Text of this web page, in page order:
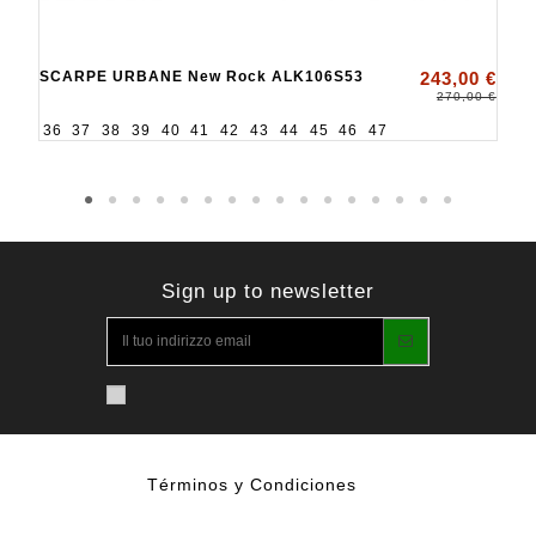
SCARPE URBANE New Rock ALK106S53 243,00 €
270,00 €
36 37 38 39 40 41 42 43 44 45 46 47
Sign up to newsletter
Términos y Condiciones